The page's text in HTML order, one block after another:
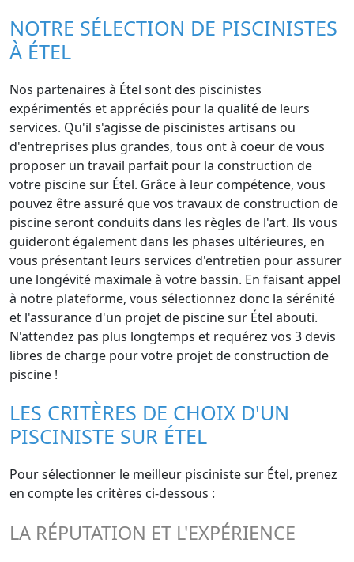
NOTRE SÉLECTION DE PISCINISTES
À ÉTEL
Nos partenaires à Étel sont des piscinistes
expérimentés et appréciés pour la qualité de leurs
services. Qu'il s'agisse de piscinistes artisans ou
d'entreprises plus grandes, tous ont à coeur de vous
proposer un travail parfait pour la construction de
votre piscine sur Étel. Grâce à leur compétence, vous
pouvez être assuré que vos travaux de construction de
piscine seront conduits dans les règles de l'art. Ils vous
guideront également dans les phases ultérieures, en
vous présentant leurs services d'entretien pour assurer
une longévité maximale à votre bassin. En faisant appel
à notre plateforme, vous sélectionnez donc la sérénité
et l'assurance d'un projet de piscine sur Étel abouti.
N'attendez pas plus longtemps et requérez vos 3 devis
libres de charge pour votre projet de construction de
piscine !
LES CRITÈRES DE CHOIX D'UN
PISCINISTE SUR ÉTEL
Pour sélectionner le meilleur pisciniste sur Étel, prenez
en compte les critères ci-dessous :
LA RÉPUTATION ET L'EXPÉRIENCE